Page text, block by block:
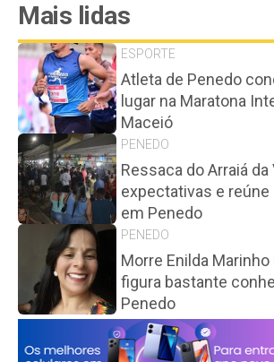
Mais lidas
ESPORTE
Atleta de Penedo
lugar na Maratona
Maceió
PENEDO
Ressaca do Arraiá da
expectativas e
em Penedo
PENEDO
Morre Enilda Marinho
figura bastante
Penedo